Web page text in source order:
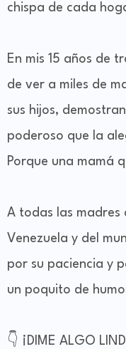
chispa de cada
En mis 15 años de
de ver a miles de
sus hijos,
poderoso que la
Porque una mamá
A todas las madres
Venezuela y del
por su paciencia y
un poquito de
👇 ¡DIME ALGO